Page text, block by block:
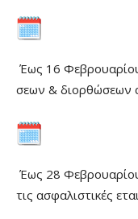
Έως 16
σεων & διορθώσεων
Έως 28
τις ασφαλιστικές